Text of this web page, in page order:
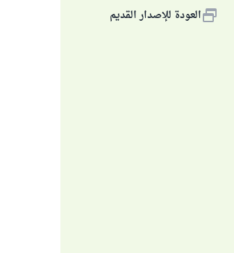
العودة للإصدار القديم